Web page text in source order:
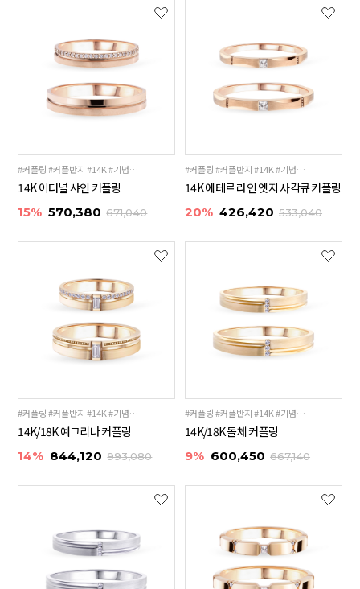
#커플링 #커플반지 #14K #기념일선물 #18K
14K 이터널 샤인 커플링
15% 570,380 671,040
#커플링 #커플반지 #14K #기념일선물 #18K
14K 에테르 라인 엣지 사각큐 커플링
20% 426,420 533,040
#커플링 #커플반지 #14K #기념일선물 #18K
14K/18K 예그리나 커플링
14% 844,120 993,080
#커플링 #커플반지 #14K #기념일선물 #18K
14K/18K 돌체 커플링
9% 600,450 667,140